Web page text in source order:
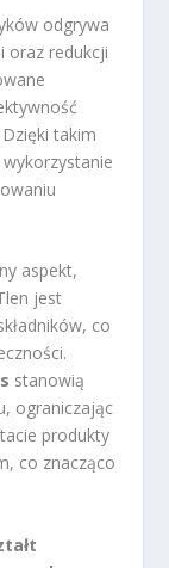
odgrywa
oraz redukcji
takim
aspekt,
jest
co
stanowią
ograniczając
produkty
co znacząco